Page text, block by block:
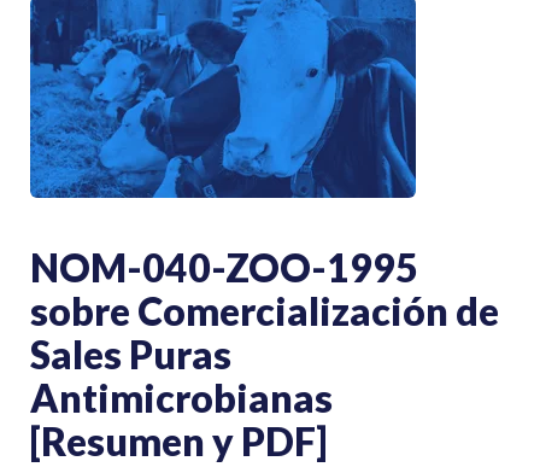
NOM-040-ZOO-1995
sobre Comercialización de
Sales Puras
Antimicrobianas
[Resumen y PDF]